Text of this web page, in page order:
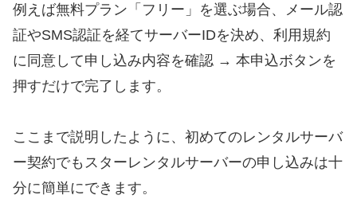
例えば無料プラン「フリー」を選ぶ場合、メール認
証やSMS認証を経てサーバーIDを決め、利用規約
に同意して申し込み内容を確認 → 本申込ボタンを
押すだけで完了します。
ここまで説明したように、初めてのレンタルサーバ
ー契約でもスターレンタルサーバーの申し込みは十
分に簡単にできます。